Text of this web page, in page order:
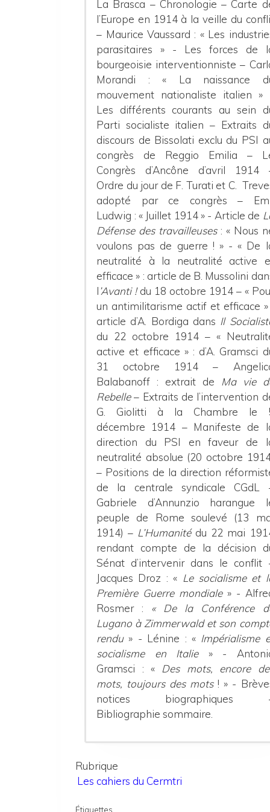
La Brasca – Chronologie – Carte
l’Europe en 1914 à la veille du
– Maurice Vaussard : « Les
parasitaires » - Les forces de
bourgeoisie interventionniste –
Morandi : « La naissance
mouvement nationaliste italien »
Les différents courants au sein
Parti socialiste italien – Extraits
discours de Bissolati exclu du PSI
congrès de Reggio Emilia –
Congrès d’Ancône d’avril 1914
Ordre du jour de F. Turati et C.
adopté par ce congrès –
Ludwig : « Juillet 1914 » - Article de
Défense des travailleuses: « Nous
voulons pas de guerre ! » - « De
neutralité à la neutralité active
efficace » : article de B. Mussolini
l’Avanti !du 18 octobre 1914 – «
un antimilitarisme actif et efficace »
article d’A. Bordiga dans Il
du 22 octobre 1914 – «
active et efficace » : d’A. Gramsci
31 octobre 1914 –
Balabanoff : extrait de
Ma vie
Rebelle– Extraits de l’intervention
G. Giolitti à la Chambre le
décembre 1914 – Manifeste de
direction du PSI en faveur de
neutralité absolue (20 octobre
– Positions de la direction
de la centrale syndicale CGdL
Gabriele d’Annunzio harangue
peuple de Rome soulevé (13
1914) – L’Humanité du 22 mai
rendant compte de la décision
Sénat d’intervenir dans le conflit
Jacques Droz : « Le socialisme et
Première Guerre mondiale» -
Rosmer : « De la Conférence
Lugano à Zimmerwald et son
rendu» - Lénine : «Impérialisme
socialisme en Italie» -
Gramsci : « Des mots, encore
mots, toujours des mots! » -
notices biographiques
Bibliographie sommaire.
Rubrique
Les cahiers du Cermtri
Étiquettes